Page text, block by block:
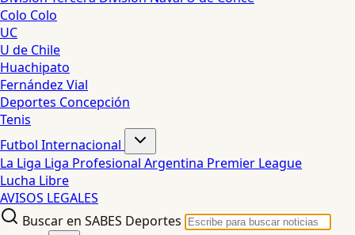
Colo Colo
UC
U de Chile
Huachipato
Fernández Vial
Deportes Concepción
Tenis
Futbol Internacional
La Liga Liga Profesional Argentina Premier League
Lucha Libre
AVISOS LEGALES
Buscar en SABES Deportes